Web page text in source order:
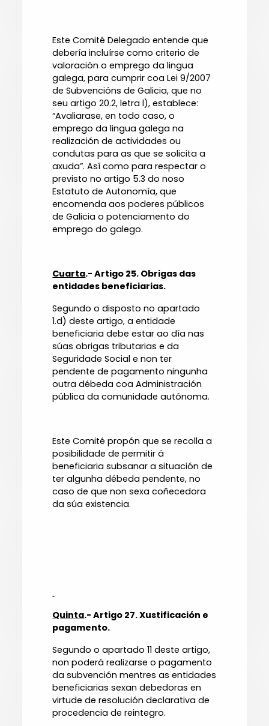
Este Comité Delegado entende que
debería incluírse como criterio de
valoración o emprego da lingua
galega, para cumprir coa Lei 9/2007
de Subvencións de Galicia, que no
seu artigo 20.2, letra l), establece:
“Avaliarase, en todo caso, o
emprego da lingua galega na
realización de actividades ou
condutas para as que se solicita a
axuda”. Así como para respectar o
previsto no artigo 5.3 do noso
Estatuto de Autonomía, que
encomenda aos poderes públicos
de Galicia o potenciamento do
emprego do galego.
Cuarta.- Artigo 25. Obrigas das
entidades beneficiarias.
Segundo o disposto no apartado
1.d) deste artigo, a entidade
beneficiaria debe estar ao día nas
súas obrigas tributarias e da
Seguridade Social e non ter
pendente de pagamento ningunha
outra débeda coa Administración
pública da comunidade autónoma.
Este Comité propón que se recolla a
posibilidade de permitir á
beneficiaria subsanar a situación de
ter algunha débeda pendente, no
caso de que non sexa coñecedora
da súa existencia.
Quinta.- Artigo 27. Xustificación e
pagamento.
Segundo o apartado 11 deste artigo,
non poderá realizarse o pagamento
da subvención mentres as entidades
beneficiarias sexan debedoras en
virtude de resolución declarativa de
procedencia de reintegro.